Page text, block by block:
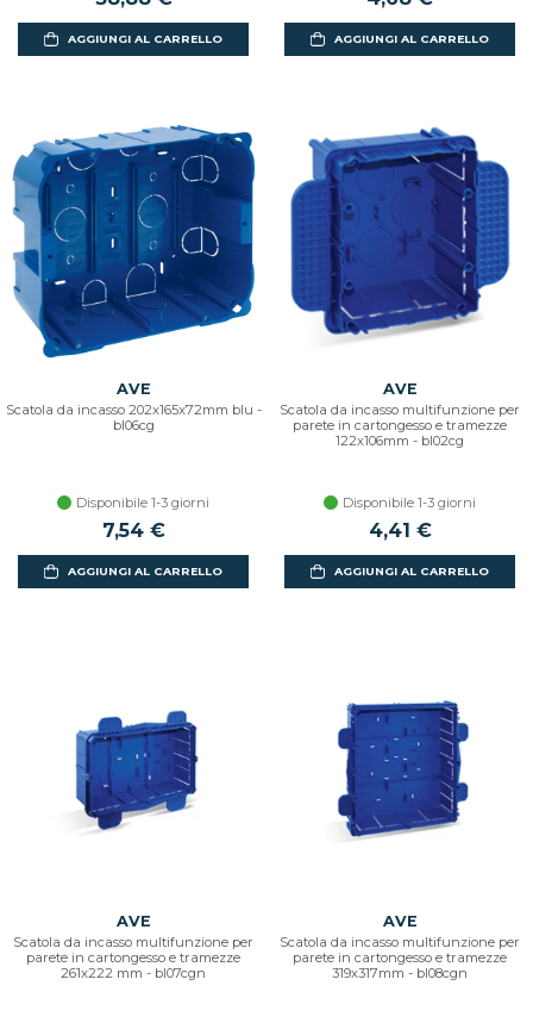
AGGIUNGI AL CARRELLO AGGIUNGI AL CARRELLO
AVE
Scatola da incasso 202x165x72mm blu -
bl06cg
Disponibile 1-3 giorni
7,54 €
AGGIUNGI AL CARRELLO
AVE
Scatola da incasso multifunzione per
parete in cartongesso e tramezze
122x106mm - bl02cg
Disponibile 1-3 giorni
4,41 €
AGGIUNGI AL CARRELLO
AVE
Scatola da incasso multifunzione per
parete in cartongesso e tramezze
261x222 mm - bl07cgn
AVE
Scatola da incasso multifunzione per
parete in cartongesso e tramezze
319x317mm - bl08cgn